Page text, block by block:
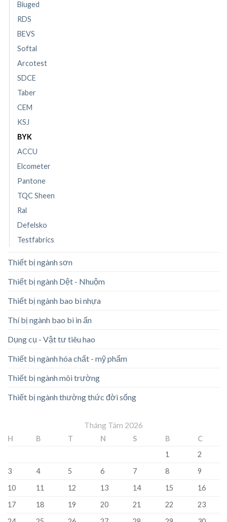
Biuged
RDS
BEVS
Softal
Arcotest
SDCE
Taber
CEM
KSJ
BYK
ACCU
Elcometer
Pantone
TQC Sheen
Ral
Defelsko
Testfabrics
Thiết bị ngành sơn
Thiết bị ngành Dệt - Nhuộm
Thiết bị ngành bao bì nhựa
Thí bị ngành bao bì in ấn
Dụng cụ - Vật tư tiêu hao
Thiết bị ngành hóa chất - mỹ phẩm
Thiết bị ngành môi trường
Thiết bị ngành thường thức đời sống
Tháng Tám 2026
H B T N S B
C
1
2
3
4 5 6 7 8
9
10
11 12 13 14 15
16
17
18 19 20 21 22
23